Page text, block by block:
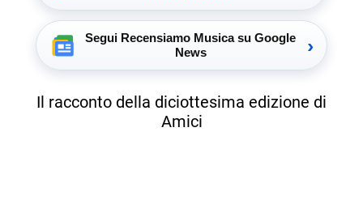
Segui Recensiamo Musica su Google
News
›
Il racconto della diciottesima edizione di
Amici